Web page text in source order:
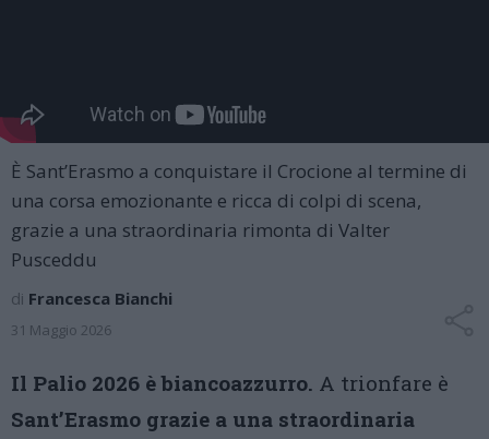
È Sant’Erasmo a conquistare il Crocione al termine di
una corsa emozionante e ricca di colpi di scena,
grazie a una straordinaria rimonta di Valter
Pusceddu
di Francesca Bianchi
31 Maggio 2026
Il Palio 2026 è biancoazzurro. A trionfare è
Sant’Erasmo grazie a una straordinaria